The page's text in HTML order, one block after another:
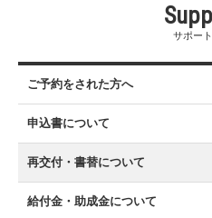
サポー
ご予約をされた方へ
申込書について
再交付・書替について
給付金・助成金について